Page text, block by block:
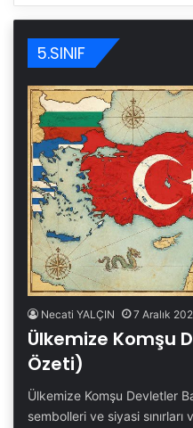
5.SINIF
Necati YALÇIN 7 Aralık
Ülkemize Komşu
Özeti)
Ülkemize Komşu Devletler
sembolleri ve siyasi sınırları